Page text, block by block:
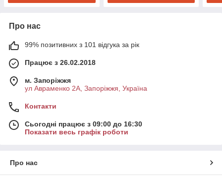
Про нас
99% позитивних з 101 відгука за рік
Працює з 26.02.2018
м. Запоріжжя
ул Авраменко 2А, Запоріжжя, Україна
Контакти
Сьогодні працює з 09:00 до 16:30
Показати весь графік роботи
Про нас